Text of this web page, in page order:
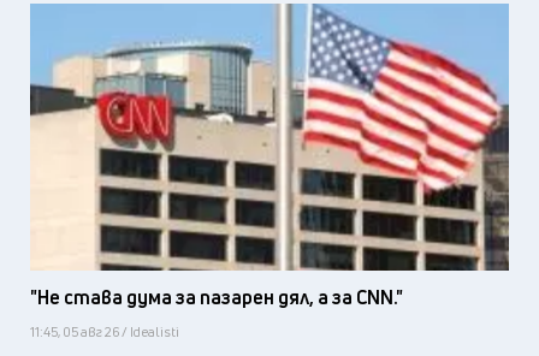
"Не става дума за пазарен дял, а за CNN."
11:45, 05 авг 26 / Idealisti